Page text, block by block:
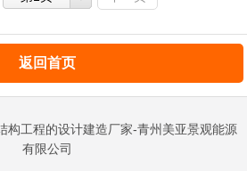
返回首页
构工程的设计建造厂家-青州美亚景观能源
有限公司